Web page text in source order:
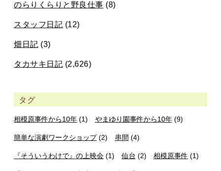
のらりくらりと野良仕事 (8)
スタッフ日記 (12)
畑日記 (3)
タカサキ日記 (2,626)
タグ
相模原事件から10年 (1) やまゆり園事件から10年(9)
簡単な演劇ワークショップ(2) 串間 (4)
『そういうわけで』の上映会 (1) 仙台 (2) 相模原事件 (1)